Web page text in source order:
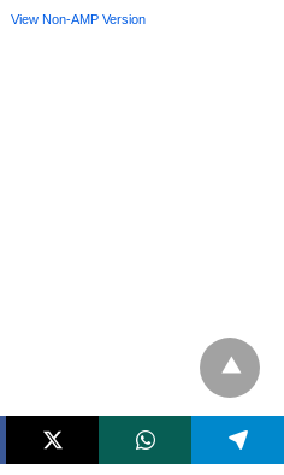
View Non-AMP Version